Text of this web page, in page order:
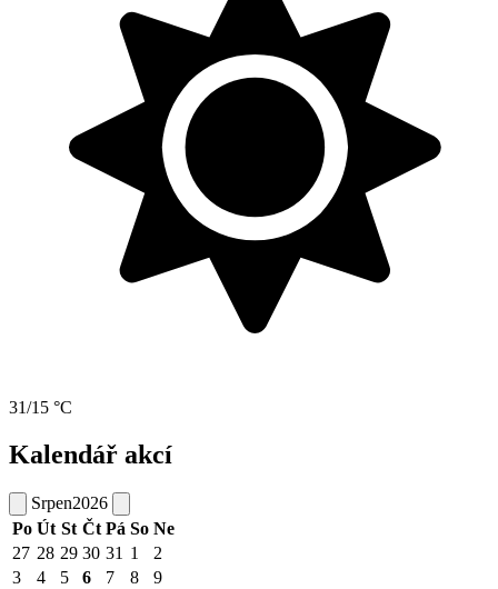
31/15 °C
Kalendář akcí
Srpen2026
Po Út St Čt Pá So Ne
27 28 29 30 31 1
2
3
4 5 6 7 8
9